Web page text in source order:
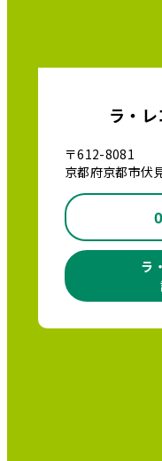
ラ・
〒612-8081
京都府京都市伏
ラ